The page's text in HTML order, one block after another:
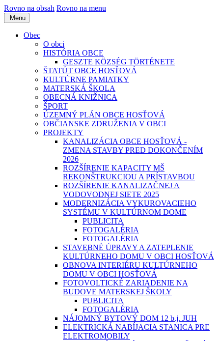
Rovno na obsah Rovno na menu
Menu
Obec
O obci
HISTÓRIA OBCE
GESZTE KÖZSÉG TÖRTÉNETE
ŠTATÚT OBCE HOSŤOVÁ
KULTÚRNE PAMIATKY
MATERSKÁ ŠKOLA
OBECNÁ KNIŽNICA
ŠPORT
ÚZEMNÝ PLÁN OBCE HOSŤOVÁ
OBČIANSKE ZDRUŽENIA V OBCI
PROJEKTY
KANALIZÁCIA OBCE HOSŤOVÁ -
ZMENA STAVBY PRED DOKONČENÍM
2026
ROZŠÍRENIE KAPACITY MŠ
REKONŠTRUKCIOU A PRÍSTAVBOU
ROZŠÍRENIE KANALIZAČNEJ A
VODOVODNEJ SIETE 2025
MODERNIZÁCIA VYKUROVACIEHO
SYSTÉMU V KULTÚRNOM DOME
PUBLICITA
FOTOGALÉRIA
FOTOGALÉRIA
STAVEBNÉ ÚPRAVY A ZATEPLENIE
KULTÚRNEHO DOMU V OBCI HOSŤOVÁ
OBNOVA INTERIÉRU KULTÚRNEHO
DOMU V OBCI HOSŤOVÁ
FOTOVOLTICKÉ ZARIADENIE NA
BUDOVE MATERSKEJ ŠKOLY
PUBLICITA
FOTOGALÉRIA
NÁJOMNÝ BYTOVÝ DOM 12 b.j. JUH
ELEKTRICKÁ NABÍJACIA STANICA PRE
ELEKTROMOBILY